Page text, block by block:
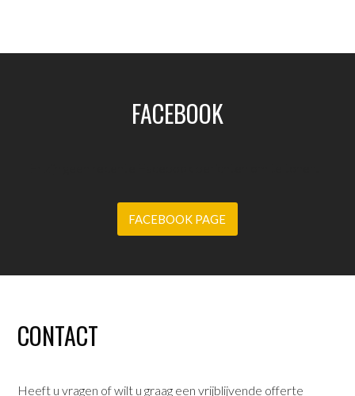
FACEBOOK
FACEBOOK PAGE
CONTACT
Heeft u vragen of wilt u graag een vrijblijvende offerte